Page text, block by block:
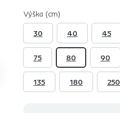
Výška (cm)
30
40 45
75 80 90
135 180 250